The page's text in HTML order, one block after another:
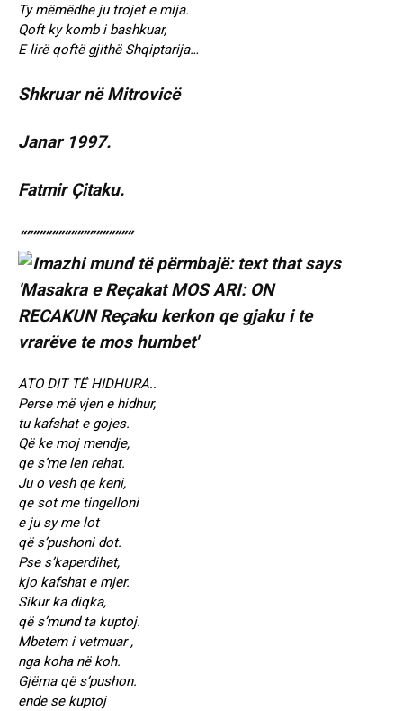
Ty mëmëdhe ju trojet e mija.
Qoft ky komb i bashkuar,
E lirë qoftë gjithë Shqiptarija…
Shkruar në Mitrovicë
Janar 1997.
Fatmir Çitaku.
“”””””””””””””””””
ATO DIT TË HIDHURA..
Perse më vjen e hidhur,
tu kafshat e gojes.
Që ke moj mendje,
qe s’me len rehat.
Ju o vesh qe keni,
qe sot me tingelloni
e ju sy me lot
që s’pushoni dot.
Pse s’kaperdihet,
kjo kafshat e mjer.
Sikur ka diqka,
që s’mund ta kuptoj.
Mbetem i vetmuar ,
nga koha në koh.
Gjëma që s’pushon.
ende se kuptoj